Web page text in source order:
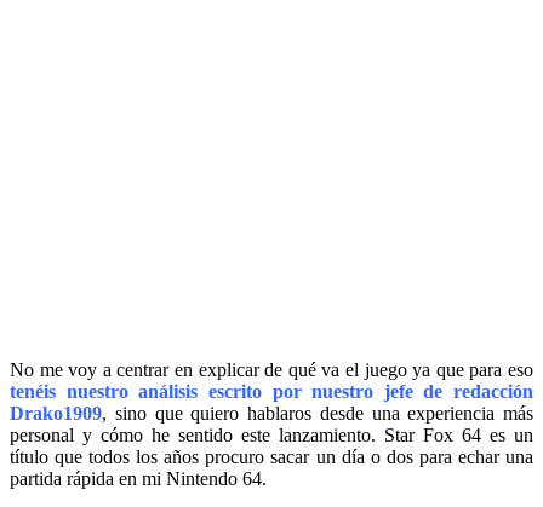
No me voy a centrar en explicar de qué va el juego ya que para eso
tenéis nuestro análisis escrito por nuestro jefe de redacción
Drako1909, sino que quiero hablaros desde una experiencia más
personal y cómo he sentido este lanzamiento. Star Fox 64 es un
título que todos los años procuro sacar un día o dos para echar una
partida rápida en mi Nintendo 64.